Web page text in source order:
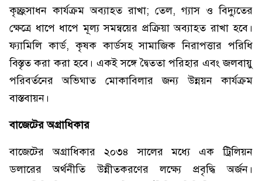
কৃচ্ছ্রসাধন কার্যক্রম অব্যাহত রাখা; তেল, গ্যাস ও বিদ্যুতের
ক্ষেত্রে ধাপে ধাপে মূল্য সমন্বয়ের প্রক্রিয়া অব্যাহত রাখা হবে।
ফ্যামিলি কার্ড, কৃষক কার্ডসহ সামাজিক নিরাপত্তার পরিধি
বিস্তৃত করা করা হবে। একই সঙ্গে দ্বৈততা পরিহার এবং জলবায়ু
পরিবর্তনের অভিঘাত মোকাবিলার জন্য উন্নয়ন কার্যক্রম
বাস্তবায়ন।
বাজেটের অগ্রাধিকার
বাজেটের অগ্রাধিকার ২০৩৪ সালের মধ্যে এক ট্রিলিয়ন
ডলারের অর্থনীতি উন্নীতকরণের লক্ষ্যে প্রবৃদ্ধি অর্জন।